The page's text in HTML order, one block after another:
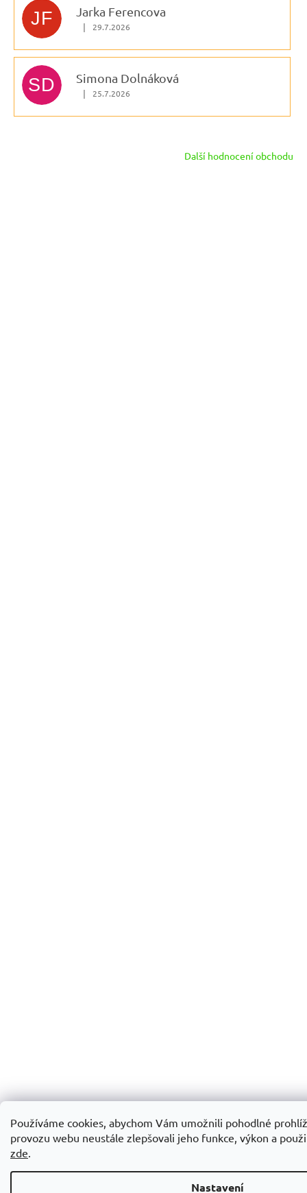
Používáme cookies, abychom Vám umožnili pohodlné
provozu webu neustále zlepšovali jeho funkce, výkon a
zde.
Nastavení
JF Jarka Ferencova
Hodnocení obchodu je 5 z 5 hvězdiček.
| 29.7.2026
SD Simona Dolnáková
Hodnocení obchodu je 5 z 5 hvězdiček.
| 25.7.2026
Další hodnocení obchodu